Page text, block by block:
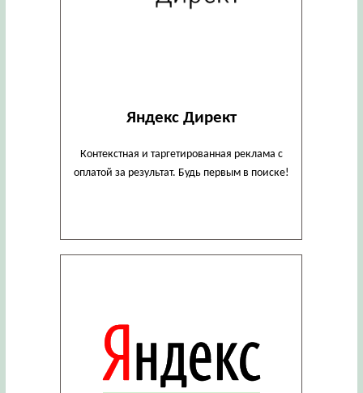
Яндекс Директ
Контекстная и таргетированная реклама с
оплатой за результат. Будь первым в поиске!